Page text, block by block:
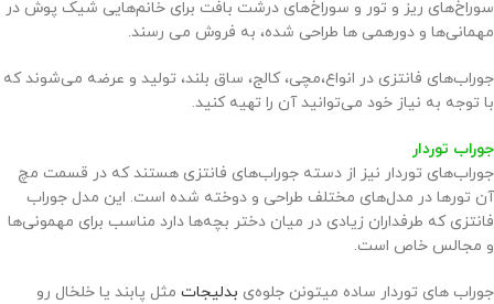
سوراخ‌های ریز و تور و سوراخ‌های درشت بافت برای خانم‌هایی شیک پوش در
مهمانی‌ها و دورهمی ها طراحی شده، به فروش می رسند.
جوراب‌های فانتزی در انواع،مچی، کالج، ساق بلند، تولید و عرضه می‌شوند که
با توجه به نیاز خود می‌توانید آن را تهیه کنید.
جوراب توردار
جوراب‌های توردار نیز از دسته جوراب‌های فانتزی هستند که در قسمت مچ
آن تورها در مدل‌های مختلف طراحی و دوخته شده است. این مدل جوراب
فانتزی که طرفداران زیادی در میان دختر بچه‌ها دارد مناسب برای مهمونی‌ها
و مجالس خاص است.
جوراب های توردار ساده میتونن جلوه‌ی بدلیجات مثل پابند یا خلخال رو